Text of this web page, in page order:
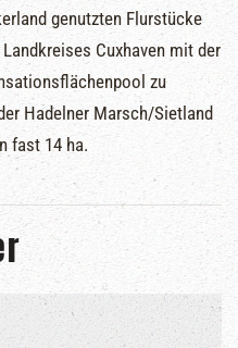
genutzten Flurstücke
Cuxhaven mit der
zu
Hadelner Marsch/Sietland
fast 14 ha.